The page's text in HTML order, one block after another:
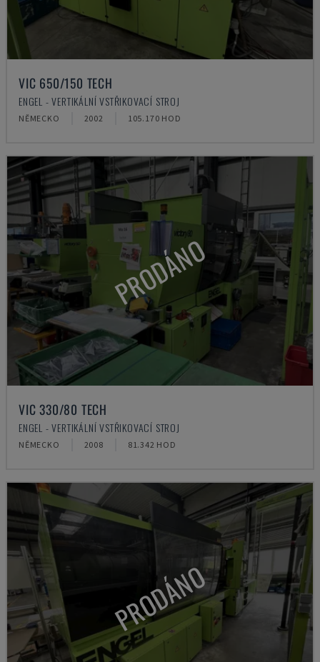
VIC 650/150 TECH
ENGEL - VERTIKÁLNÍ VSTŘIKOVACÍ STROJ
NĚMECKO 2002 105.170 HOD
PRODÁNO
VIC 330/80 TECH
ENGEL - VERTIKÁLNÍ VSTŘIKOVACÍ STROJ
NĚMECKO 2008 81.342 HOD
PRODÁNO